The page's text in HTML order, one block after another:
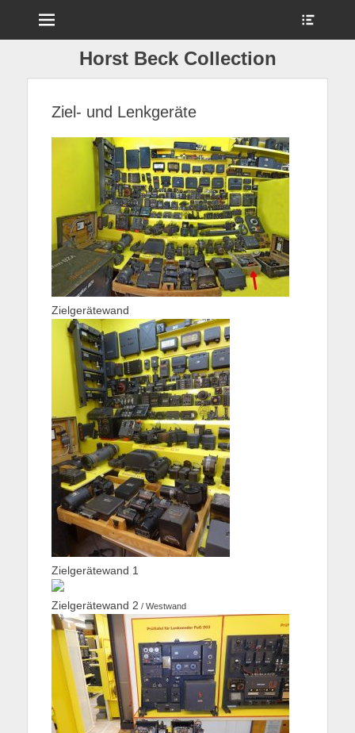
Horst Beck Collection
Ziel- und Lenkgeräte
Zielgerätewand
Zielgerätewand 1
Zielgerätewand 2 / Westwand